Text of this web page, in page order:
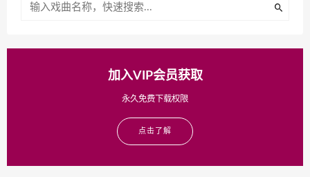
加入VIP会员获取
永久免费下载权限
点击了解